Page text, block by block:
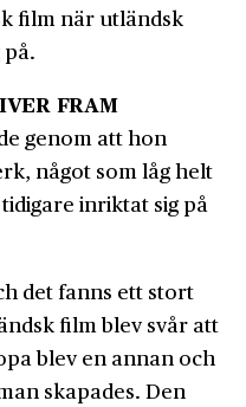
film när utländsk
FRAM
genom att hon
något som låg helt
inriktat sig på
det fanns ett stort
film blev svår att
blev en annan och
skapades. Den